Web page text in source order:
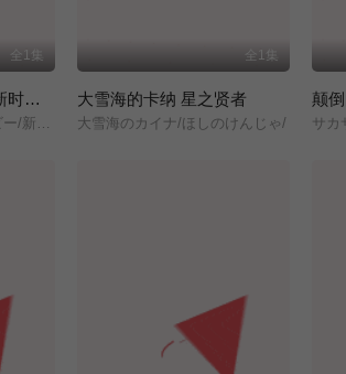
全1集
赛马娘 Pretty Derby 新时代之门
全1集
大雪海的卡纳 星之贤者
大雪海のカイナ/ほしのけんじゃ/
颠
サカ